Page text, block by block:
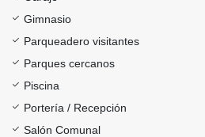
Gimnasio
Parqueadero visitantes
Parques cercanos
Piscina
Portería / Recepción
Salón Comunal